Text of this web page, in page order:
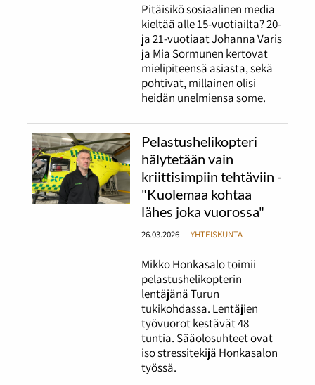
Pitäisikö sosiaalinen media
kieltää alle 15-vuotiailta? 20-
ja 21-vuotiaat Johanna Varis
ja Mia Sormunen kertovat
mielipiteensä asiasta, sekä
pohtivat, millainen olisi
heidän unelmiensa some.
Pelastushelikopteri
hälytetään vain
kriittisimpiin tehtäviin -
"Kuolemaa kohtaa
lähes joka vuorossa"
26.03.2026 YHTEISKUNTA
Mikko Honkasalo toimii
pelastushelikopterin
lentäjänä Turun
tukikohdassa. Lentäjien
työvuorot kestävät 48
tuntia. Sääolosuhteet ovat
iso stressitekijä Honkasalon
työssä.